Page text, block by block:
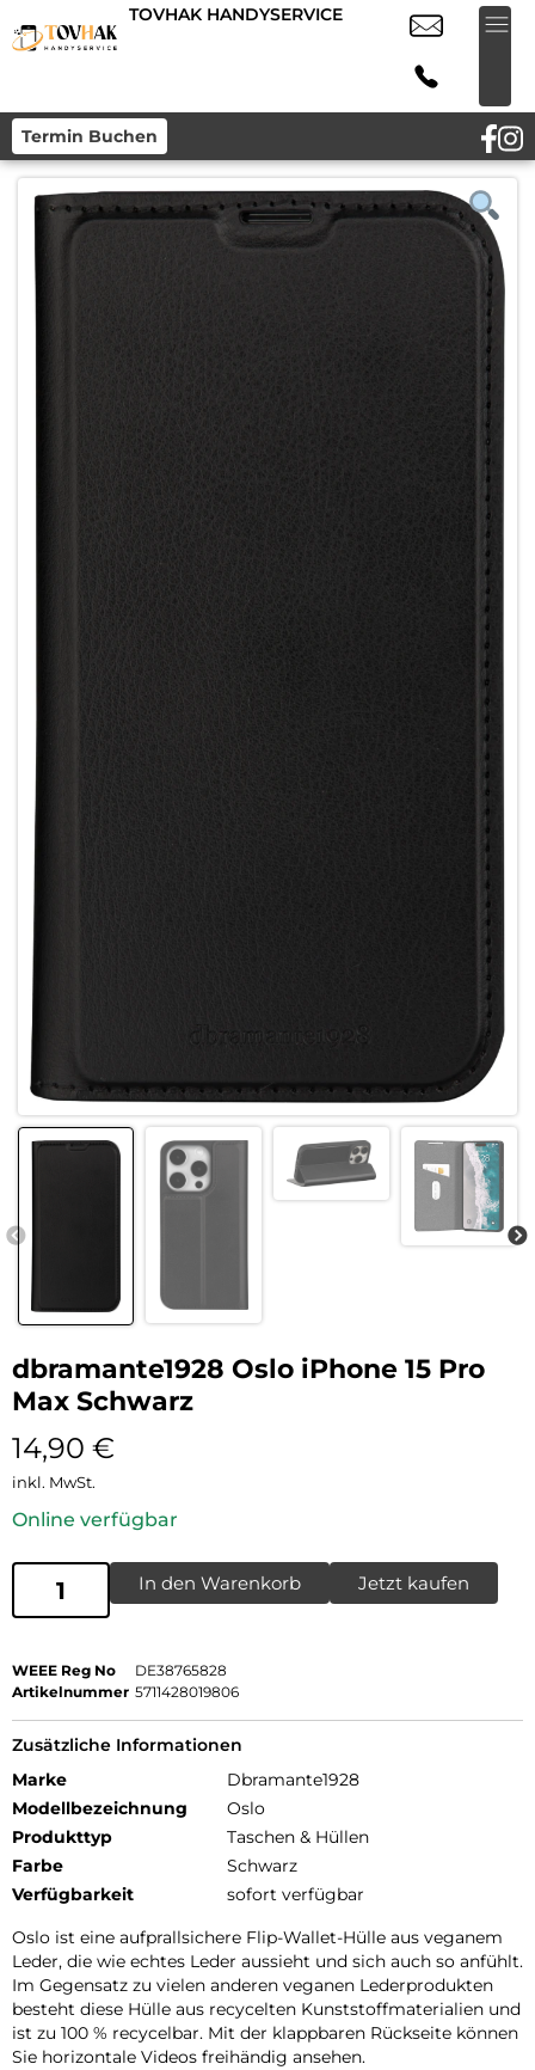
TOVHAK HANDYSERVICE
Termin Buchen
dbramante1928 Oslo iPhone 15 Pro
Max Schwarz
14,90 €
inkl. MwSt.
Online verfügbar
In den Warenkorb Jetzt kaufen
WEEE Reg No
DE38765828
Artikelnummer 5711428019806
Zusätzliche Informationen
Marke
Dbramante1928
Modellbezeichnung
Oslo
Produkttyp
Taschen & Hüllen
Farbe
Schwarz
Verfügbarkeit
sofort verfügbar
Oslo ist eine aufprallsichere Flip-Wallet-Hülle aus veganem
Leder, die wie echtes Leder aussieht und sich auch so anfühlt.
Im Gegensatz zu vielen anderen veganen Lederprodukten
besteht diese Hülle aus recycelten Kunststoffmaterialien und
ist zu 100 % recycelbar. Mit der klappbaren Rückseite können
Sie horizontale Videos freihändig ansehen.